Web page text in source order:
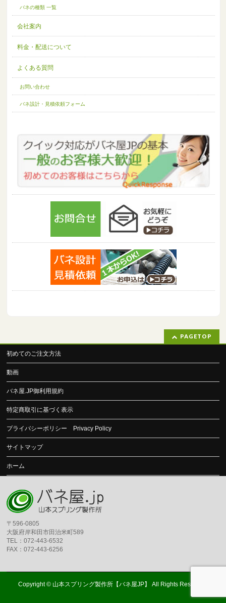
バネの種類 一覧
会社案内
料金・配送について
よくある質問
お問い合わせ
バネ設計・見積依頼フォーム
PAGETOP
初めてのご注文方法
動画
バネ屋.JP御利用規約
特定商取引に基づく表示
プライバシーポリシー Privacy Policy
サイトマップ
ホーム
〒596-0805
大阪府岸和田市田治米町589
TEL：072-443-6532
FAX：072-443-6256
Copyright © 山本スプリング製作所【バネ屋JP】 All Rights Reserved.